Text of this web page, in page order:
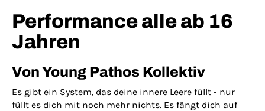
Performance alle ab 16
Jahren
Von Young Pathos Kollektiv
Es gibt ein System, das deine innere Leere füllt - nur
füllt es dich mit noch mehr nichts. Es fängt dich auf